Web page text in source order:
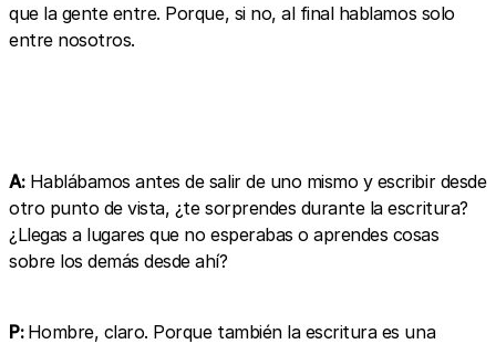
que la gente entre. Porque, si no, al final hablamos solo
entre nosotros.
A:Hablábamos antes de salir de uno mismo y escribir desde
otro punto de vista, ¿te sorprendes durante la escritura?
¿Llegas a lugares que no esperabas o aprendes cosas
sobre los demás desde ahí?
P: Hombre, claro. Porque también la escritura es una